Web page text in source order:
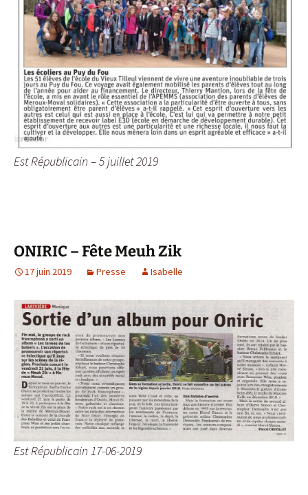
Est Républicain – 5 juillet 2019
ONIRIC – Fête Meuh Zik
17 juin 2019 Presse Isabelle
Est Républicain 17-06-2019